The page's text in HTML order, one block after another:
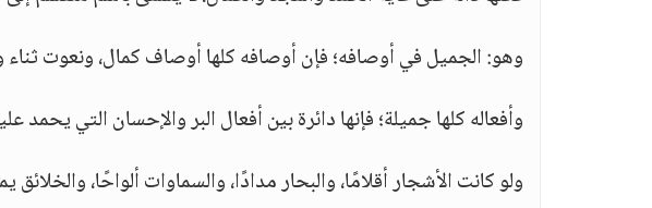
وهو: الجميل في أوصافه؛ فإن أوصافه كلها أوصاف كمال، ونعوت
وأفعاله كلها جميلة؛ فإنها دائرة بين أفعال البر والإحسان التي يحمد
ولو كانت الأشجار أقلامًا، والبحار مدادًا، والسماوات ألواحًا،